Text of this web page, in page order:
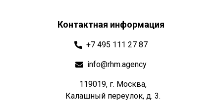
Контактная информация
+7 495 111 27 87
info@rhm.agency
119019, г. Москва,
Калашный переулок, д. 3.